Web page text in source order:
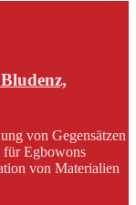
von Gegensätzen
für Egbowons
von Materialien